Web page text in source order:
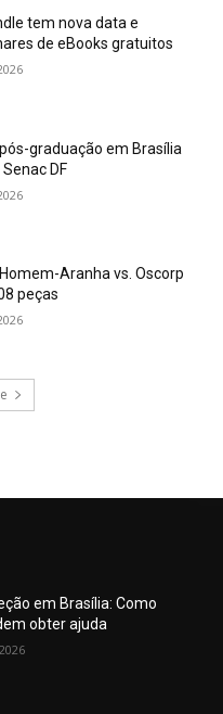
tem nova data e
de eBooks gratuitos
graduação em Brasília
DF
Aranha vs. Oscorp
peças
em Brasília: Como
obter ajuda